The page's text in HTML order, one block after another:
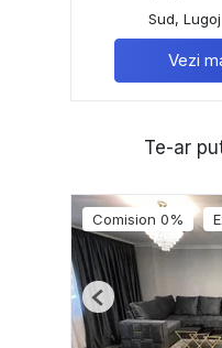
Sud, Lugoj
Vezi
Te-ar
Comision 0%
Previous